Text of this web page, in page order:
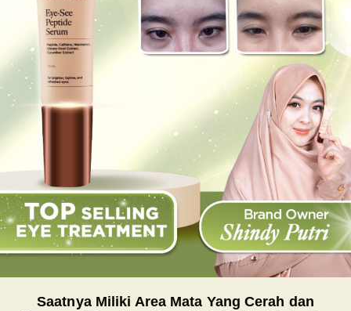
Saatnya Miliki Area Mata Yang Cerah dan